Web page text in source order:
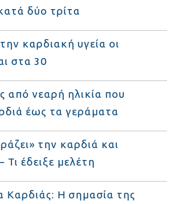
δύο τρίτα
καρδιακή υγεία οι
στα 30
από νεαρή ηλικία που
έως τα γεράματα
την καρδιά και
Τι έδειξε μελέτη
Καρδιάς: Η σημασία της